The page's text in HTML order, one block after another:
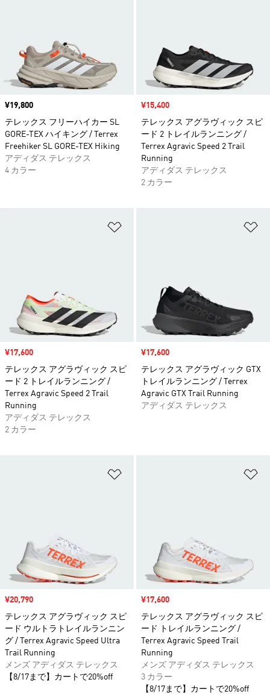
価格
¥19,800
テレックス フリーハイカー SL
GORE-TEX ハイキング / Terrex
Freehiker SL GORE-TEX Hiking
アディダス テレックス
4 カラー
セール価格
¥15,400
テレックス アグラヴィック スピ
ード 2 トレイルランニング /
Terrex Agravic Speed 2 Trail
Running
アディダス テレックス
2 カラー
セール価格
¥17,600
テレックス アグラヴィック スピ
ード 2 トレイルランニング /
Terrex Agravic Speed 2 Trail
Running
アディダス テレックス
2 カラー
セール価格
¥17,600
テレックス アグラヴィック GTX
トレイルランニング / Terrex
Agravic GTX Trail Running
アディダス テレックス
セール価格
¥20,790
テレックス アグラヴィック スピ
ード ウルトラトレイルランニン
グ / Terrex Agravic Speed Ultra
Trail Running
メンズ アディダス テレックス
【8/17まで】カートで20%off
セール価格
¥17,600
テレックス アグラヴィック スピ
ード トレイルランニング /
Terrex Agravic Speed Trail
Running
メンズ アディダス テレックス
3 カラー
【8/17まで】カートで20%off